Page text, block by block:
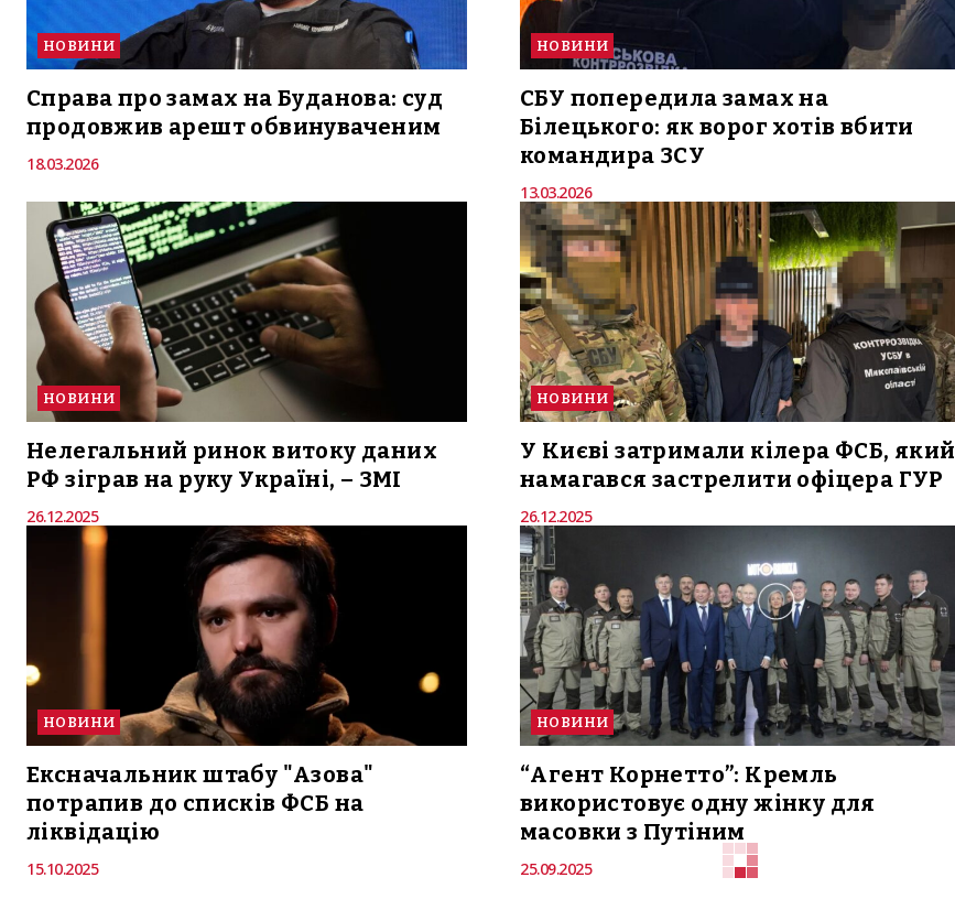
НОВИНИ
Справа про замах на Буданова: суд
продовжив арешт обвинуваченим
18.03.2026
НОВИНИ
СБУ попередила замах на
Білецького: як ворог хотів вбити
командира ЗСУ
13.03.2026
НОВИНИ
Нелегальний ринок витоку даних
РФ зіграв на руку Україні, – ЗМІ
26.12.2025
НОВИНИ
У Києві затримали кілера ФСБ, який
намагався застрелити офіцера ГУР
26.12.2025
НОВИНИ
Ексначальник штабу "Азова"
потрапив до списків ФСБ на
ліквідацію
15.10.2025
НОВИНИ
“Агент Корнетто”: Кремль
використовує одну жінку для
масовки з Путіним
25.09.2025